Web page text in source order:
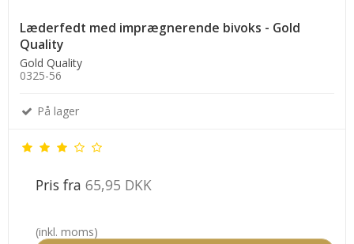
Læderfedt med imprægnerende bivoks - Gold
Quality
Gold Quality
0325-56
På lager
Pris fra 65,95 DKK
(inkl. moms)